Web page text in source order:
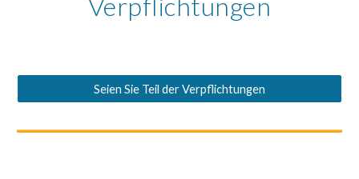
Seien Sie Teil der Verpflichtungen